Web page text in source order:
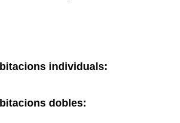
individuals:
dobles: